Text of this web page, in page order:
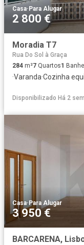
Casa·Para Alugar
2 800 €
Moradia T7
Rua Do Sol à Graça
284 m²7 Quartos1
·Varanda·Cozinha
Disponibilizado Há 2
Casa· Para Alugar
3 950 €
BARCARENA,